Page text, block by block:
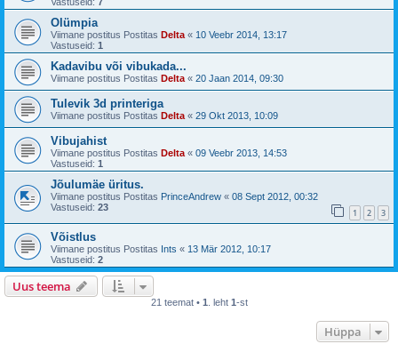
Olümpia
Viimane postitus Postitas Delta « 10 Veebr 2014, 13:17
Vastuseid: 1
Kadavibu või vibukada...
Viimane postitus Postitas Delta « 20 Jaan 2014, 09:30
Tulevik 3d printeriga
Viimane postitus Postitas Delta « 29 Okt 2013, 10:09
Vibujahist
Viimane postitus Postitas Delta « 09 Veebr 2013, 14:53
Vastuseid: 1
Jõulumäe üritus.
Viimane postitus Postitas PrinceAndrew « 08 Sept 2012, 00:32
Vastuseid: 23 1 2 3
Võistlus
Viimane postitus Postitas Ints « 13 Mär 2012, 10:17
Vastuseid: 2
Uus teema
21 teemat • 1 . leht 1-st
Hüppa